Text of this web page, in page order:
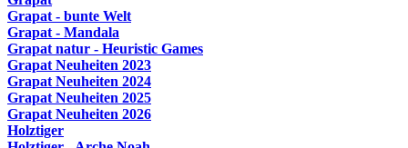
Grapat - bunte Welt
Grapat - Mandala
Grapat natur - Heuristic Games
Grapat Neuheiten 2023
Grapat Neuheiten 2024
Grapat Neuheiten 2025
Grapat Neuheiten 2026
Holztiger